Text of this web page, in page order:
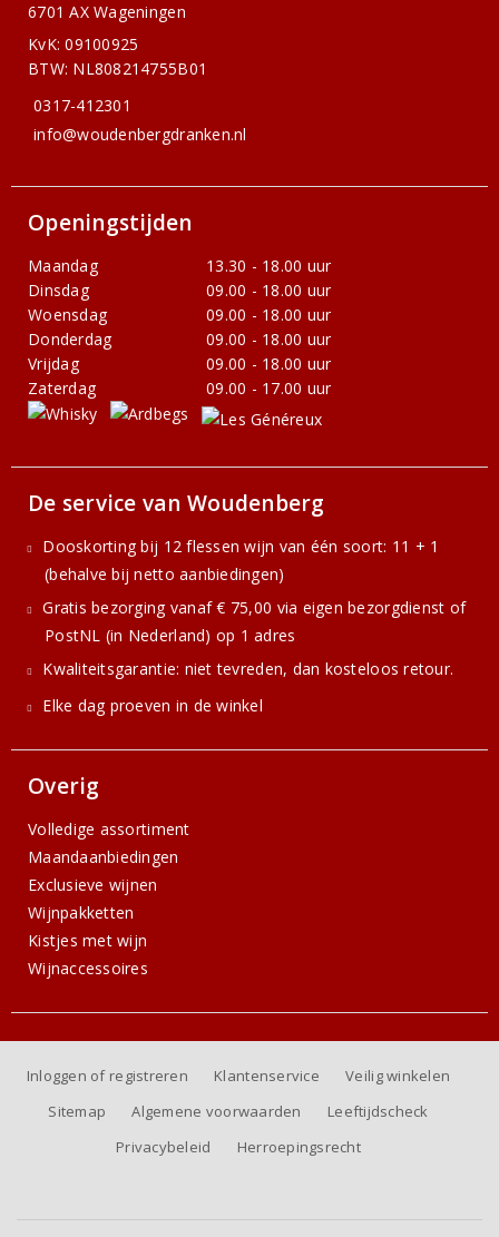
6701 AX Wageningen
KvK: 09100925
BTW: NL808214755B01
0317-412301
info@woudenbergdranken.nl
Openingstijden
Maandag
13.30 - 18.00 uur
Dinsdag
09.00 - 18.00 uur
Woensdag
09.00 - 18.00 uur
Donderdag
09.00 - 18.00 uur
Vrijdag
09.00 - 18.00 uur
Zaterdag
09.00 - 17.00 uur
De service van Woudenberg
Dooskorting bij 12 flessen wijn van één soort: 11 + 1
(behalve bij netto aanbiedingen)
Gratis bezorging vanaf € 75,00 via eigen bezorgdienst of
PostNL (in Nederland) op 1 adres
Kwaliteitsgarantie: niet tevreden, dan kosteloos retour.
Elke dag proeven in de winkel
Overig
Volledige assortiment
Maandaanbiedingen
Exclusieve wijnen
Wijnpakketten
Kistjes met wijn
Wijnaccessoires
Inloggen of registreren Klantenservice
Veilig winkelen
Sitemap
Algemene voorwaarden
Leeftijdscheck
Privacybeleid
Herroepingsrecht